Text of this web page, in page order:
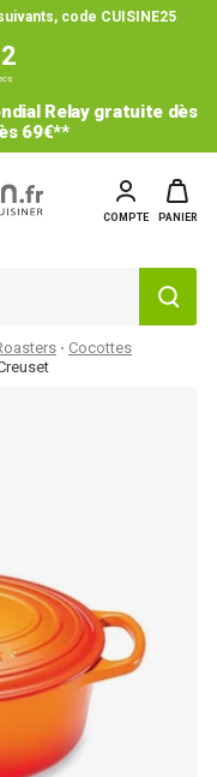
code CUISINE25
Relay gratuite dès
69€**
COMPTE PANIER
Cocottes